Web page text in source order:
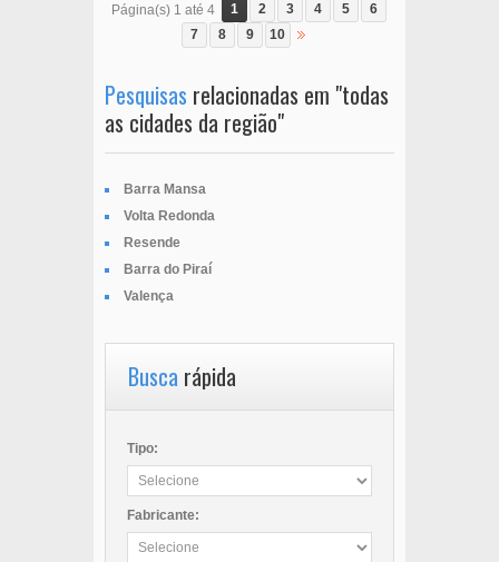
Página(s) 1 até 4 1 2 3 4 5
6
7
8 9 10
Pesquisas relacionadas em "todas
as cidades da região"
Barra Mansa
Volta Redonda
Resende
Barra do Piraí
Valença
Busca rápida
Tipo:
Fabricante: